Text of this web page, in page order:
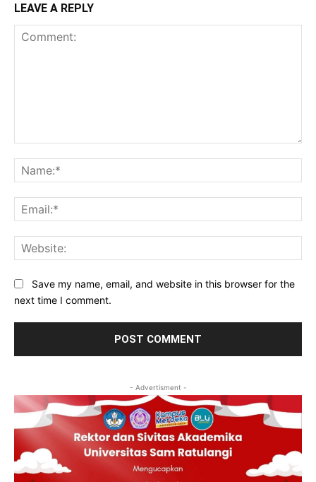
LEAVE A REPLY
Save my name, email, and website in this browser for the
next time I comment.
- Advertisment -